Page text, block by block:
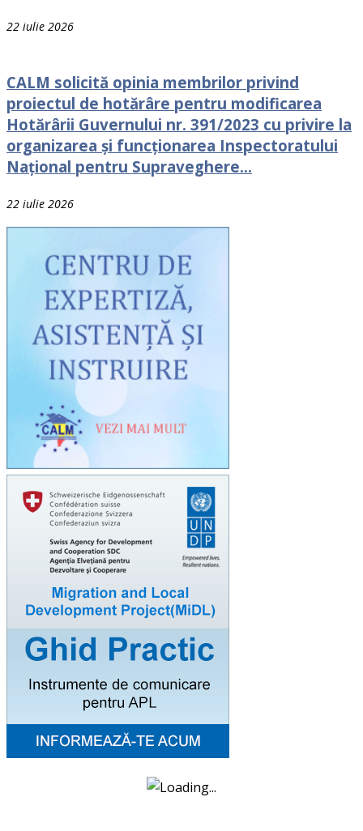
22 iulie 2026
CALM solicită opinia membrilor privind
proiectul de hotărâre pentru modificarea
Hotărârii Guvernului nr. 391/2023 cu privire la
organizarea și funcționarea Inspectoratului
Național pentru Supraveghere...
22 iulie 2026